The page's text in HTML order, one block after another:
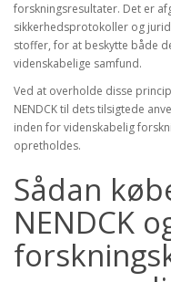
forskningsresultater. Det er
sikkerhedsprotokoller og
stoffer, for at beskytte både
videnskabelige samfund.
Ved at overholde disse
NENDCK til dets tilsigtede
inden for videnskabelig
opretholdes.
Sådan
NENDCK